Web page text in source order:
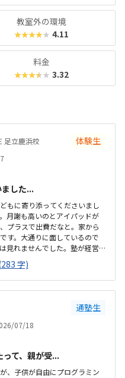
教室外の環境
★★★★★ 4.11
料金
★★★★★ 3.32
足立鹿浜校 体験生
した...
もに寄り添ってくださいまし
月謝も高いのとアイパッドが
プラスで出費だなと。家から
す。大通りに面しているので
見れませんでした。塾が経営
覗けました。建物自体が古い
に思いました。もう少し回数を
かります。説明してくれた方
寄り添ってくださいました。
字)
通塾生
07/18
て、親が受...
、子供が自由にプログラミン